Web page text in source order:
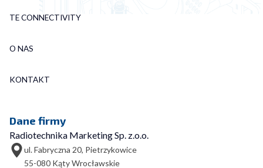
TE CONNECTIVITY
O NAS
KONTAKT
Dane firmy
Radiotechnika Marketing Sp. z.o.o.
ul. Fabryczna 20, Pietrzykowice
55-080 Kąty Wrocławskie